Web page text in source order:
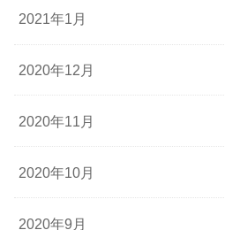
2021年1月
2020年12月
2020年11月
2020年10月
2020年9月